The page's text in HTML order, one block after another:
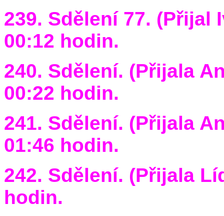
239. Sdělení 77. (Přijal
00:12 hodin.
240. Sdělení. (Přijala
00:22 hodin.
241. Sdělení. (Přijala
01:46 hodin.
242. Sdělení. (Přijala
hodin.